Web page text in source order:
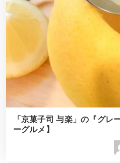
「京菓子司 与楽」の『グレ
ーグルメ】